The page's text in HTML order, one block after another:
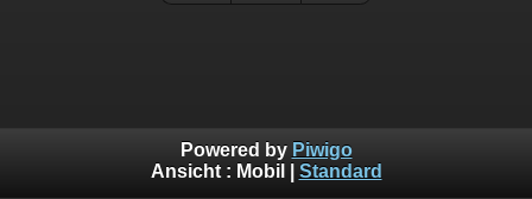
Powered by Piwigo
Ansicht : Mobil Standard